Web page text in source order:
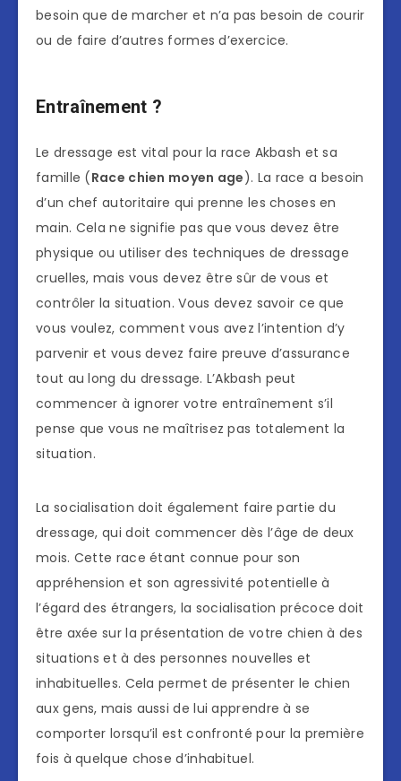
besoin que de marcher et n’a pas besoin de courir
ou de faire d’autres formes d’exercice.
Entraînement ?
Le dressage est vital pour la race Akbash et sa
famille (Race chien moyen age). La race a besoin
d’un chef autoritaire qui prenne les choses en
main. Cela ne signifie pas que vous devez être
physique ou utiliser des techniques de dressage
cruelles, mais vous devez être sûr de vous et
contrôler la situation. Vous devez savoir ce que
vous voulez, comment vous avez l’intention d’y
parvenir et vous devez faire preuve d’assurance
tout au long du dressage. L’Akbash peut
commencer à ignorer votre entraînement s’il
pense que vous ne maîtrisez pas totalement la
situation.
La socialisation doit également faire partie du
dressage, qui doit commencer dès l’âge de deux
mois. Cette race étant connue pour son
appréhension et son agressivité potentielle à
l’égard des étrangers, la socialisation précoce doit
être axée sur la présentation de votre chien à des
situations et à des personnes nouvelles et
inhabituelles. Cela permet de présenter le chien
aux gens, mais aussi de lui apprendre à se
comporter lorsqu’il est confronté pour la première
fois à quelque chose d’inhabituel.